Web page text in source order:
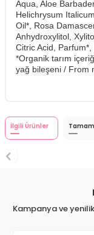
Aqua, Aloe
Helichrysum
Oil*, Rosa
Anhydroxylitol,
Citric Acid,
*Organik tarım
yağ bileşeni / From
İlgili Ürünler
Kampanya ve